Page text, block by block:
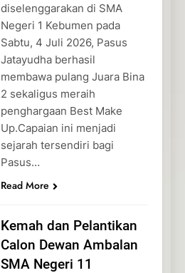
diselenggarakan di SMA
Negeri 1 Kebumen pada
Sabtu, 4 Juli 2026, Pasus
Jatayudha berhasil
membawa pulang Juara Bina
2 sekaligus meraih
penghargaan Best Make
Up.Capaian ini menjadi
sejarah tersendiri bagi
Pasus…
Read More
Kemah dan Pelantikan
Calon Dewan Ambalan
SMA Negeri 11